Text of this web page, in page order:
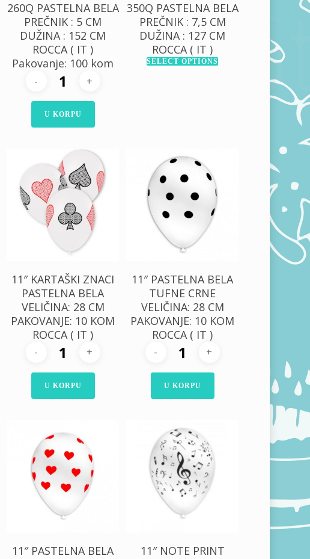
260Q PASTELNA BELA
PREČNIK : 5 CM
DUŽINA : 152 CM
ROCCA ( IT )
Pakovanje: 100 kom
U KORPU
350Q PASTELNA BELA
PREČNIK : 7,5 CM
DUŽINA : 127 CM
ROCCA ( IT )
SELECT OPTIONS
300,00RSD
11″ KARTAŠKI ZNACI
PASTELNA BELA
VELIČINA: 28 CM
PAKOVANJE: 10 KOM
ROCCA ( IT )
U KORPU
300,00 RSD
11″ PASTELNA BELA
TUFNE CRNE
VELIČINA: 28 CM
PAKOVANJE: 10 KOM
ROCCA ( IT )
U KORPU
300,00RSD
11″ PASTELNA BELA
300,00RSD
11″ NOTE PRINT